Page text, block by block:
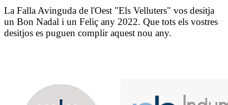
La Falla Avinguda de l'Oest "Els Velluters" vos desitja
un Bon Nadal i un Feliç any 2022. Que tots els vostres
desitjos es puguen complir aquest nou any.